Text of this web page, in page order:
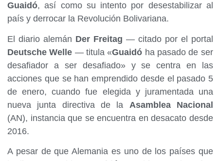
Guaidó, así como su intento por desestabilizar al
país y derrocar la Revolución Bolivariana.
El diario alemán Der Freitag — citado por el portal
Deutsche Welle — titula «Guaidó ha pasado de ser
desafiador a ser desafiado» y se centra en las
acciones que se han emprendido desde el pasado 5
de enero, cuando fue elegida y juramentada una
nueva junta directiva de la Asamblea Nacional
(AN), instancia que se encuentra en desacato desde
2016.
A pesar de que Alemania es uno de los países que